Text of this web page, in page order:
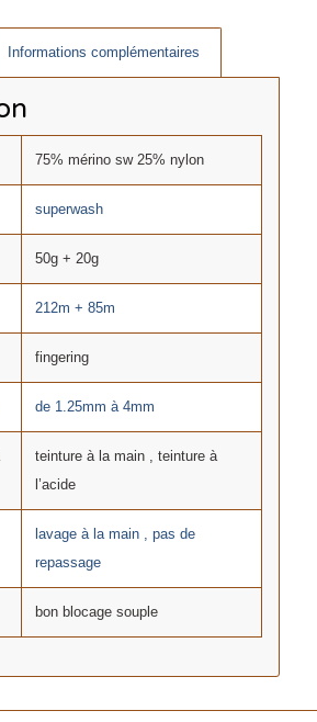
Informations complémentaires
75% mérino sw 25% nylon
superwash
50g + 20g
212m + 85m
fingering
de 1.25mm à 4mm
teinture à la main , teinture à
l’acide
lavage à la main , pas de
repassage
bon blocage souple